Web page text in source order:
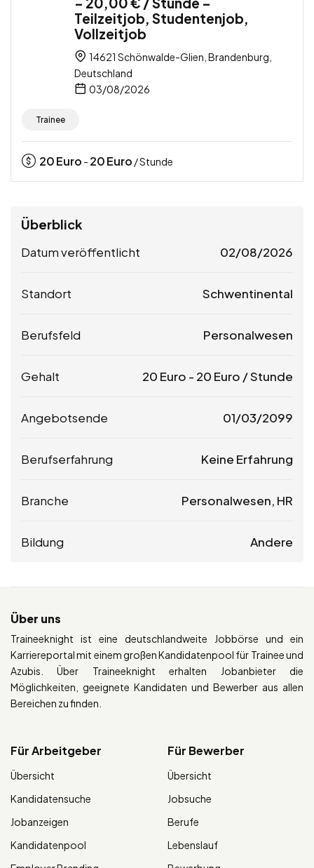
Teilzeitjob, Studentenjob,
Vollzeitjob
14621 Schönwalde-Glien, Brandenburg,
Deutschland
03/08/2026
Trainee
20Euro - 20Euro / Stunde
Überblick
Datum veröffentlicht 02/08/2026
Standort Schwentinental
Berufsfeld Personalwesen
Gehalt 20 Euro - 20 Euro / Stunde
Angebotsende 01/03/2099
Berufserfahrung Keine Erfahrung
Branche Personalwesen, HR
Bildung Andere
Über uns
Traineeknight ist eine deutschlandweite Jobbörse und ein
Karriereportal mit einem großen Kandidatenpool für Trainee und
Azubis. Über Traineeknight erhalten Jobanbieter die
Möglichkeiten, geeignete Kandidaten und Bewerber aus allen
Bereichen zu finden.
Für Arbeitgeber
Übersicht
Kandidatensuche
Jobanzeigen
Kandidatenpool
Für Bewerber
Übersicht
Jobsuche
Berufe
Lebenslauf